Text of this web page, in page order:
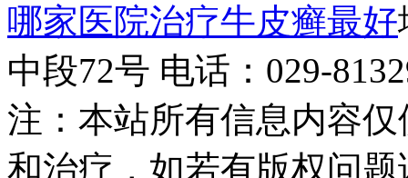
哪家医院治疗牛皮癣最好
中段72号 电话：029-
注：本站所有信息内容
和治疗，如若有版权问